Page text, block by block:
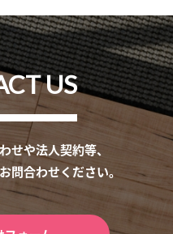
US
せや法人契約等、
問合わせください。